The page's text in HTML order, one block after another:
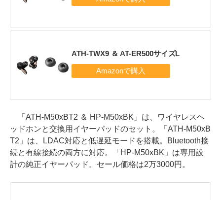
ATH-TWX9 ＆ AT-ER500サイズL
「ATH-M50xBT2 ＆ HP-M50xBK」は、ワイヤレスヘ
ッドホンと交換用イヤーパッドのセット。「ATH-M50xB
T2」は、LDAC対応と低遅延モードを搭載。Bluetooth接
続と有線接続の両方に対応。「HP-M50xBK」は専用設
計の純正イヤーパッド。セール価格は2万3000円。